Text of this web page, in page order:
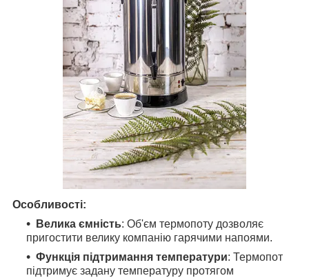
Особливості:
Велика ємність: Об'єм термопоту дозволяє
пригостити велику компанію гарячими напоями.
Функція підтримання температури: Термопот
підтримує задану температуру протягом